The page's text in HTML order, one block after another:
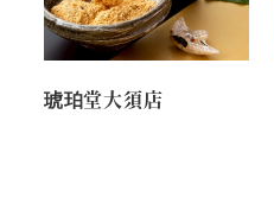
琥珀堂大須店